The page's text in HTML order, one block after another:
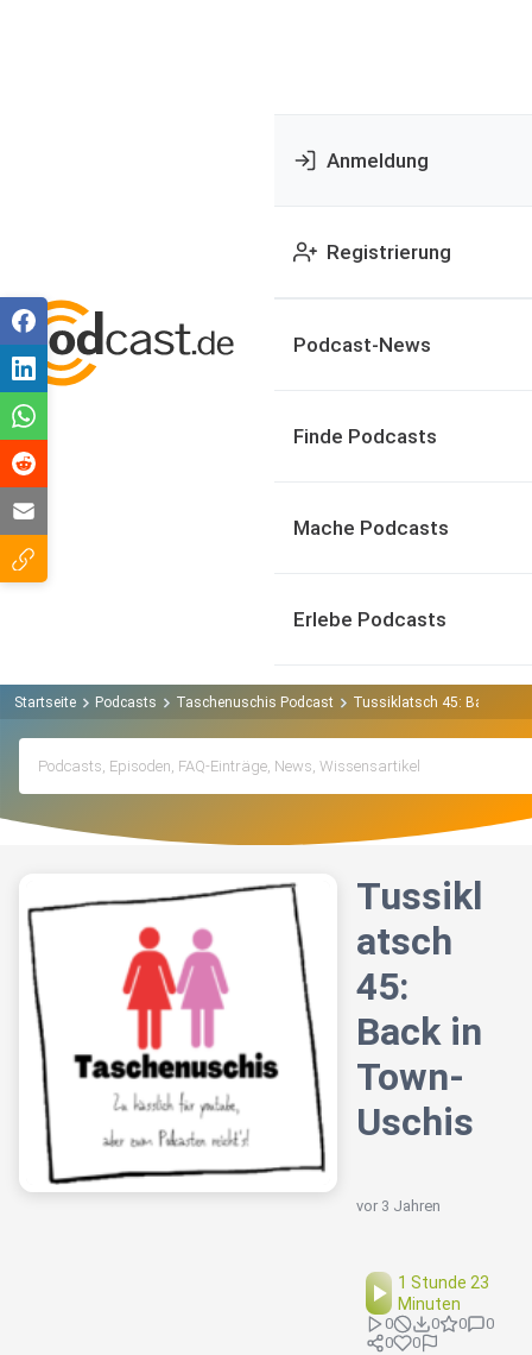
Anmeldung
Registrierung
Podcast-News
Finde Podcasts
Mache Podcasts
Erlebe Podcasts
Startseite Podcasts Taschenuschis Podcast Tussiklatsch 45: Back in
Tussikl
atsch
45:
Back in
Town-
Uschis
vor 3 Jahren
1 Stunde 23
Minuten
0 0 0
0
0
0